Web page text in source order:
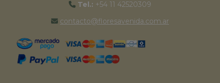
Tel.: +54 11 42520309
contacto@floresavenida.com.ar